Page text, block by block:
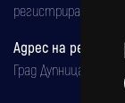
регистрирана на
Адрес на
Град Дупница,